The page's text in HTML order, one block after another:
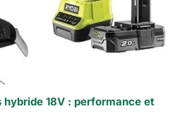
18V : performance et